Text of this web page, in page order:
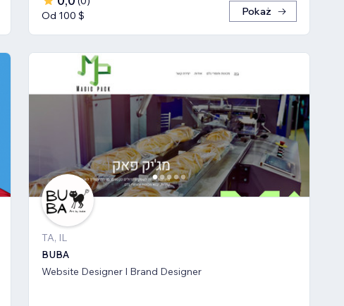
Od 100 $
Pokaż
TA, IL
BUBA
Website Designer I Brand Designer